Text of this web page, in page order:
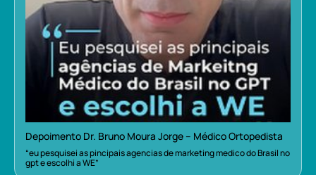
Depoimento Dr. Bruno Moura Jorge – Médico Ortopedista
“eu pesquisei as pincipais agencias de marketing medico do Brasil no
gpt e escolhi a WE”